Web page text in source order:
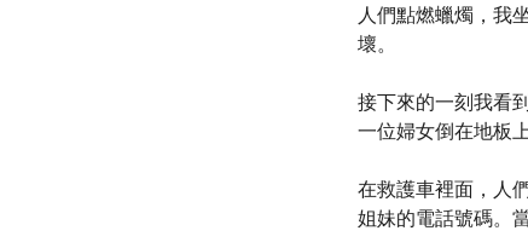
人們點燃蠟燭，我
壞。
接下來的一刻我看
一位婦女倒在地板
在救護車裡面，人
姐妹的電話號碼。